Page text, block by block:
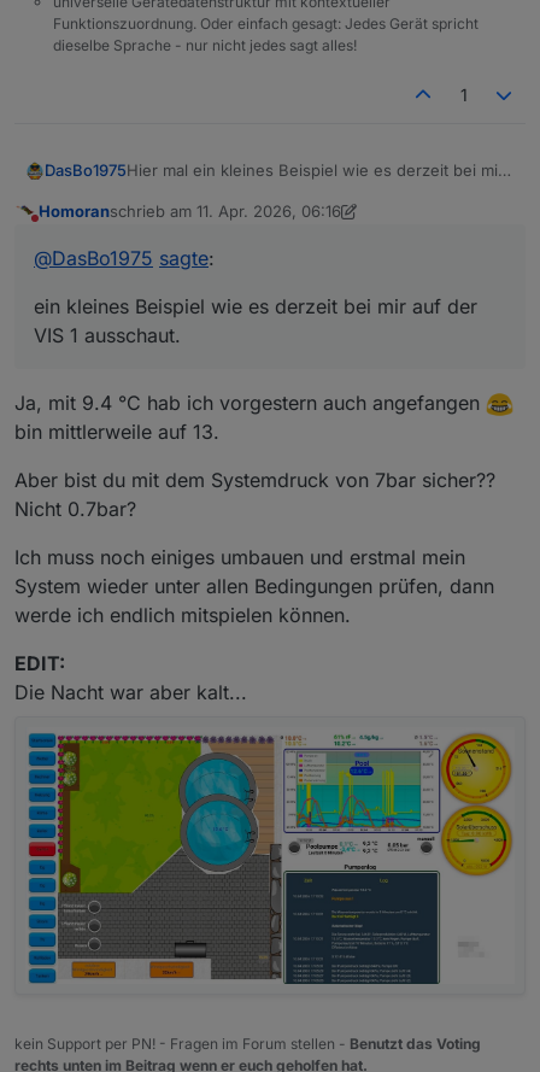
Funktionszuordnung. Oder einfach gesagt: Jedes Gerät spricht
dieselbe Sprache - nur nicht jedes sagt alles!
1
DasBo1975Hier mal ein kleines Beispiel wie es derzeit bei mir
Ist noch alles im Aufbau und eher eine erste
gut.
Eigene Widgets für PoolControl habe ich bisher
noch auf der Liste 😉
Homoranschrieb am 11. Apr. 2026, 06:16
zuletzt editiert von Homoran 4. Nov. 2026, 09:12
@DasBo1975 sagte:
ein kleines Beispiel wie es derzeit bei mir auf der
VIS 1 ausschaut.
Ja, mit 9.4 °C hab ich vorgestern auch angefangen
bin mittlerweile auf 13.
Aber bist du mit dem Systemdruck von 7bar sicher??
Nicht 0.7bar?
Ich muss noch einiges umbauen und erstmal mein
System wieder unter allen Bedingungen prüfen, dann
werde ich endlich mitspielen können.
EDIT:
Die Nacht war aber kalt...
kein Support per PN! - Fragen im Forum stellen - Benutzt das Voting
rechts unten im Beitrag wenn er euch geholfen hat.